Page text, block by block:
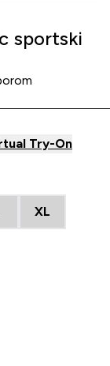
sportski
Try-On
XL